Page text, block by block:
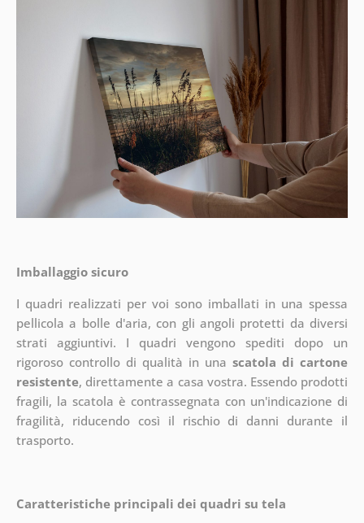
Imballaggio sicuro
I quadri realizzati per voi sono imballati in una spessa
pellicola a bolle d'aria, con gli angoli protetti da diversi
strati aggiuntivi. I quadri vengono spediti dopo un
rigoroso controllo di qualità in unascatola di cartone
resistente, direttamente a casa vostra. Essendo prodotti
fragili, la scatola è contrassegnata con un'indicazione di
fragilità, riducendo così il rischio di danni durante il
trasporto.
Caratteristiche principali dei quadri su tela